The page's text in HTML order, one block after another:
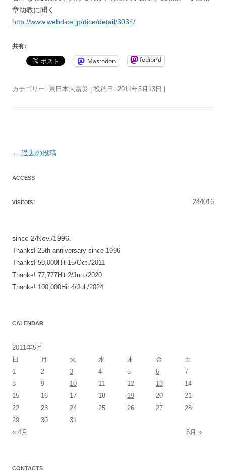
章助教に聞く
http://www.webdice.jp/dice/detail/3034/
共有:
Mastodon fedibird
カテゴリー: 東日本大震災 | 投稿日: 2011年5月13日 |
投
ナ
シ
ョ
ン
← 過去の投稿
ACCESS
244016
visitors:
since 2/Nov./1996.
Thanks! 25th anniversary since 1996
Thanks! 50,000Hit 15/Oct./2011
Thanks! 77,777Hit 2/Jun./2020
Thanks! 100,000Hit 4/Jul./2024
CALENDAR
2011年5月
日
月 火 水 木 金
土
1
2 3 4 5 6
7
8
9 10 11 12 13
14
15
16 17 18 19 20
21
22
23 24 25 26 27
28
29
30
31
« 4月
6月 »
CONTACTS